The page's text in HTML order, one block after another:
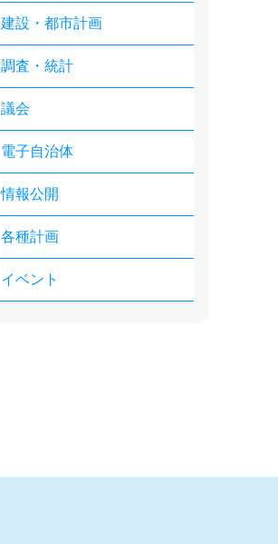
建設・都市計画
調査・統計
議会
電子自治体
情報公開
各種計画
イベント